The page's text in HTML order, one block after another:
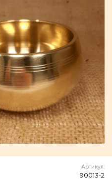
Артикул:
90013-2